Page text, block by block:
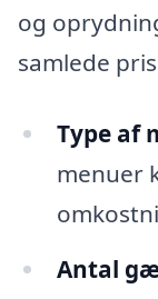
og
samlede
Type af
menuer
Antal